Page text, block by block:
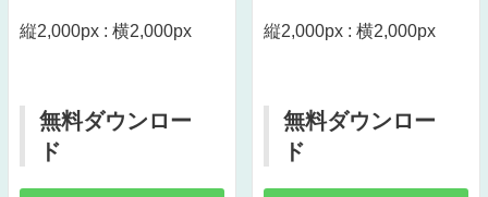
縦2,000px : 横2,000px
無料ダウンロー
ド
縦2,000px : 横2,000px
無料ダウンロー
ド